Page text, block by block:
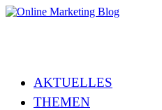
AKTUELLES
THEMEN